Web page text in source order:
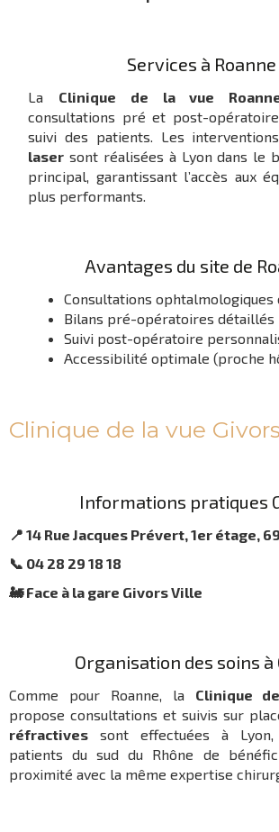
Services à Roanne
La Clinique de la vue
consultations pré et post-
suivi des patients. Les
laser sont réalisées à Lyon dans le
principal, garantissant l’accès aux
plus performants.
Avantages du site de
Consultations
Bilans pré-opératoires détaillés
Suivi post-opératoire
Accessibilité optimale (proche
Clinique de la vue Givors
Informations pratiques
📍 14 Rue Jacques Prévert, 1er étage,
📞 04 28 29 18 18
🚂 Face à la gare Givors Ville
Organisation des soins à
Comme pour Roanne, la Clinique
propose consultations et suivis sur
réfractives sont effectuées à
patients du sud du Rhône de
proximité avec la même expertise